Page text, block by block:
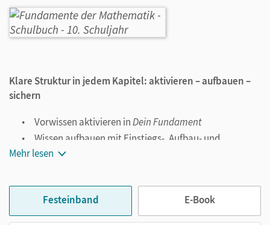
Klare Struktur in jedem Kapitel: aktivieren – aufbauen –
sichern
Vorwissen aktivieren inDein Fundament
Wissen aufbauen mit Einstiegs-, Aufbau- und
weiterführenden Aufgaben
Fundament
Passende Erklärvideos zu jeder Lerneinheit stehen den
Mehr lesen
Festeinband E-Book